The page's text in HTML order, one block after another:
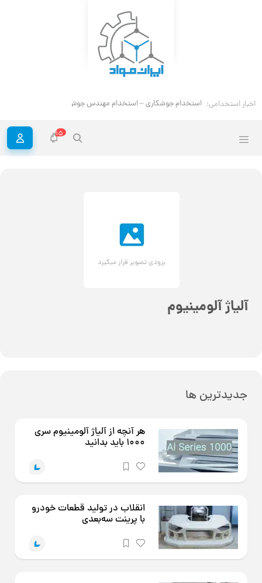
اخبار استخدامی: استخدام جوشکاری – استخدام مهندس جوش
15
آلیاژ آلومینیوم
جدیدترین ها
هر آنچه از آلیاژ آلومینیوم سری
1000 باید بدانید
انقلاب در تولید قطعات خودرو
با پرینت سه‌بعدی